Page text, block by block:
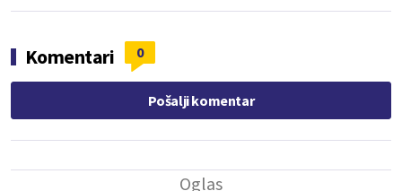
Komentari 0
Pošalji komentar